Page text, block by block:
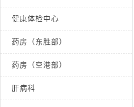
健康体检中心
药房（东胜部）
药房（空港部）
肝病科